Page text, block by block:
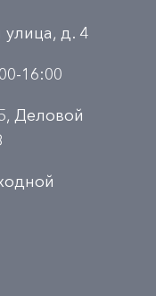
улица, д. 4
16:00
Деловой